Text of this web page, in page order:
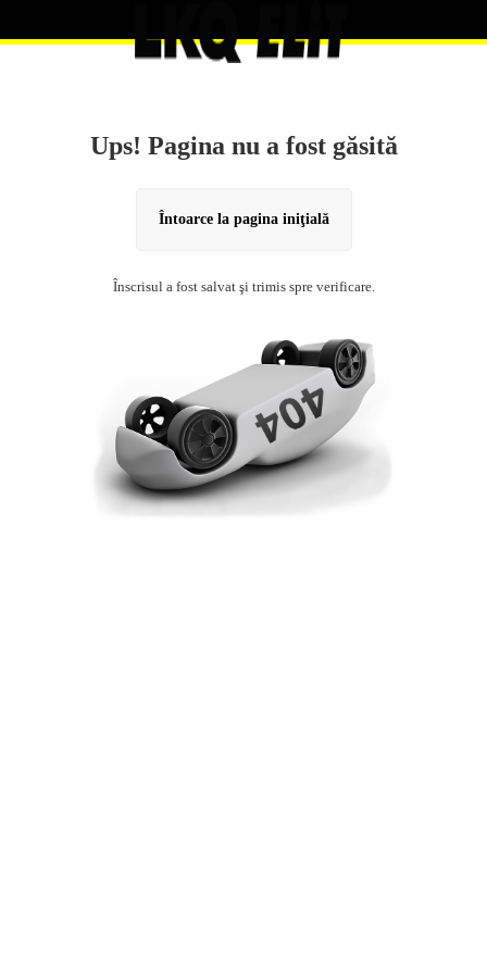
Ups! Pagina nu a fost găsită
Întoarce la pagina iniţială
Înscrisul a fost salvat şi trimis spre verificare.